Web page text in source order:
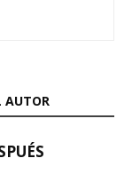
AUTOR